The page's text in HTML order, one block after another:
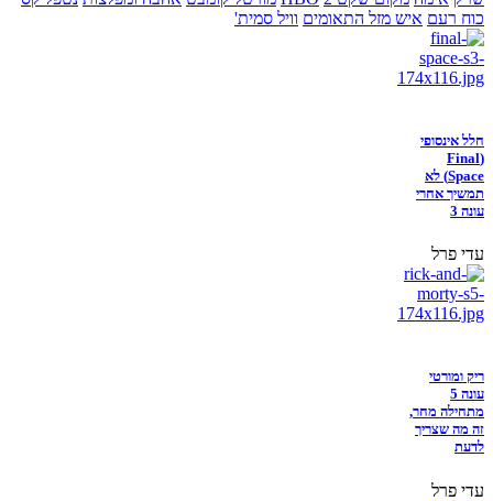
כוח רעם איש מזל התאומים וויל סמית'
חלל אינסופי
(Final
Space) לא
תמשיך אחרי
עונה 3
עדי פרל
ריק ומורטי
עונה 5
מתחילה מחר,
זה מה שצריך
לדעת
עדי פרל